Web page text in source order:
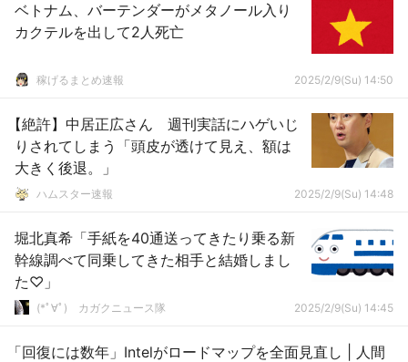
ベトナム、バーテンダーがメタノール入り
カクテルを出して2人死亡
稼げるまとめ速報 2025/2/9(Su) 14:50
【絶許】中居正広さん 週刊実話にハゲいじ
りされてしまう「頭皮が透けて見え、額は
大きく後退。」
ハムスター速報 2025/2/9(Su) 14:48
堀北真希「手紙を40通送ってきたり乗る新
幹線調べて同乗してきた相手と結婚しまし
た♡」
(*ﾟ∀ﾟ)ゞカガクニュース隊 2025/2/9(Su) 14:45
「回復には数年」Intelがロードマップを全面見直し | 人間